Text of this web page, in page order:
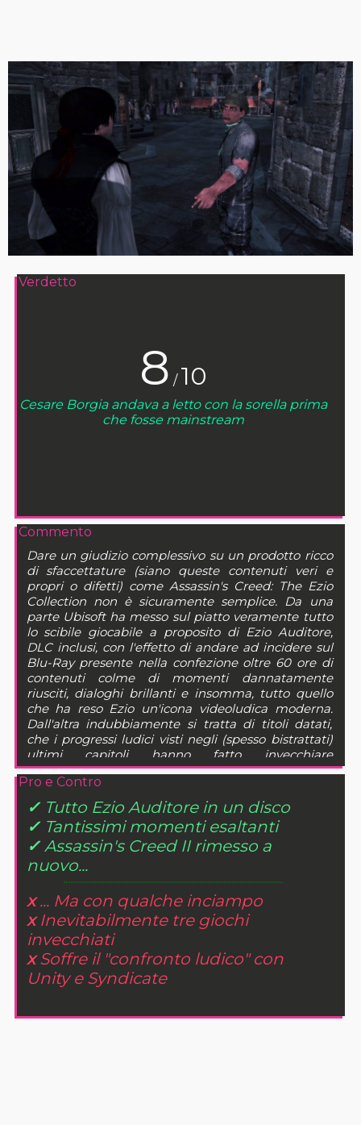
Verdetto
8 / 10
Cesare Borgia andava a letto con la sorella prima
che fosse mainstream
Commento
Dare un giudizio complessivo su un prodotto ricco
di sfaccettature (siano queste contenuti veri e
propri o difetti) come Assassin's Creed: The Ezio
Collection non è sicuramente semplice. Da una
parte Ubisoft ha messo sul piatto veramente tutto
lo scibile giocabile a proposito di Ezio Auditore,
DLC inclusi, con l'effetto di andare ad incidere sul
Blu-Ray presente nella confezione oltre 60 ore di
contenuti colme di momenti dannatamente
riusciti, dialoghi brillanti e insomma, tutto quello
che ha reso Ezio un'icona videoludica moderna.
Dall'altra indubbiamente si tratta di titoli datati,
che i progressi ludici visti negli (spesso bistrattati)
ultimi capitoli hanno fatto invecchiare
ulteriormente, per quanto da questo punto di vista
Revelations con la sua lama uncinata riesca ancora
a dire la sua. In definitiva quindi? Se non vi siete
mai avvicinati alla serie questa è senza dubbio
un'occasione ghiotta, diversamente tutto dipende
da quanto Ezio Auditore vi sia rimasto nel cuore.
Pro e Contro
✓ Tutto Ezio Auditore in un disco
✓ Tantissimi momenti esaltanti
✓Assassin's Creed II rimesso a
nuovo...
x... Ma con qualche inciampo
xInevitabilmente tre giochi
invecchiati
xSoffre il "confronto ludico" con
Unity e Syndicate